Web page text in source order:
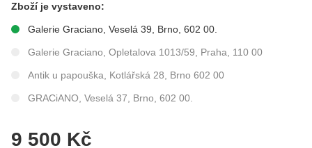
Zboží je vystaveno:
Galerie Graciano, Veselá 39, Brno, 602 00.
Galerie Graciano, Opletalova 1013/59, Praha, 110 00
Antik u papouška, Kotlářská 28, Brno 602 00
GRACiANO, Veselá 37, Brno, 602 00.
9 500 Kč